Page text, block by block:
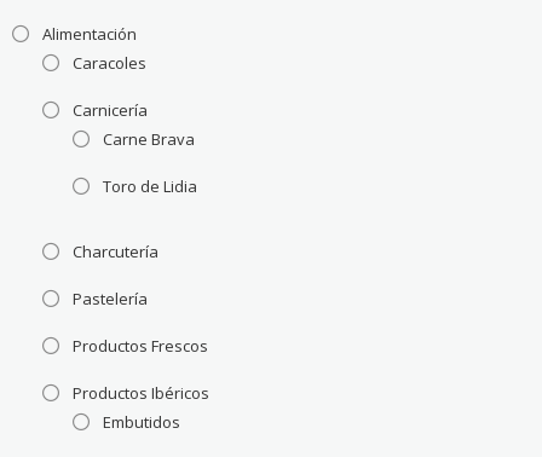
Alimentación
Caracoles
Carnicería
Carne Brava
Toro de Lidia
Charcutería
Pastelería
Productos Frescos
Productos Ibéricos
Embutidos